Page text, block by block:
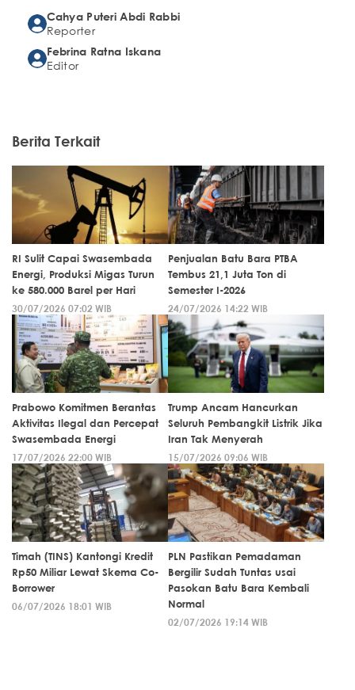
Cahya Puteri Abdi Rabbi
Reporter
Febrina Ratna Iskana
Editor
Berita Terkait
RI Sulit Capai Swasembada
Energi, Produksi Migas Turun
ke 580.000 Barel per Hari
30/07/2026 07:02 WIB
Penjualan Batu Bara PTBA
Tembus 21,1 Juta Ton di
Semester I-2026
24/07/2026 14:22 WIB
Prabowo Komitmen Berantas
Aktivitas Ilegal dan Percepat
Swasembada Energi
17/07/2026 22:00 WIB
Trump Ancam Hancurkan
Seluruh Pembangkit Listrik Jika
Iran Tak Menyerah
15/07/2026 09:06 WIB
Timah (TINS) Kantongi Kredit
Rp50 Miliar Lewat Skema Co-
Borrower
06/07/2026 18:01 WIB
PLN Pastikan Pemadaman
Bergilir Sudah Tuntas usai
Pasokan Batu Bara Kembali
Normal
02/07/2026 19:14 WIB